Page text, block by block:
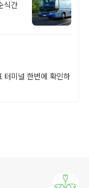
식간
터미널 한번에 확인하